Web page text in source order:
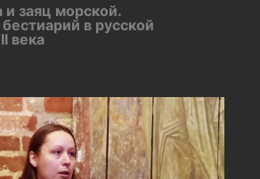
заяц морской.
в русской
века